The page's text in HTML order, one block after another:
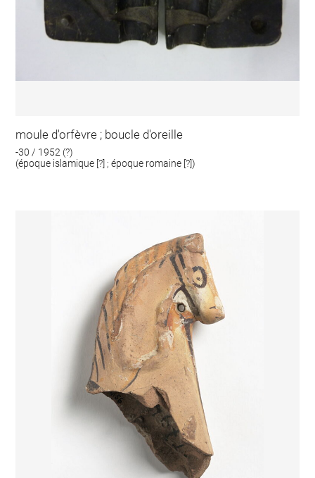
moule d'orfèvre ; boucle d'oreille
-30 / 1952 (?)
(époque islamique [?] ; époque romaine [?])